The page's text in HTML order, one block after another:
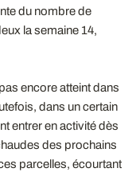
du nombre de
la semaine 14,
encore atteint dans
dans un certain
entrer en activité dès
des prochains
parcelles, écourtant